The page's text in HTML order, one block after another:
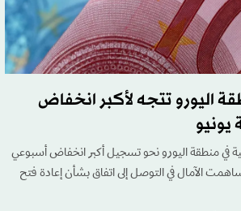
اليورو تتجه لأكبر انخفاض
يونيو
في منطقة اليورو نحو تسجيل أكبر انخفاض أسبوعي
ساهمت الآمال في التوصل إلى اتفاق بشأن إعادة فتح